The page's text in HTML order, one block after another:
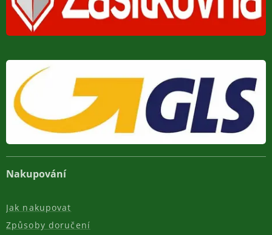
Nakupování
Jak nakupovat
Způsoby doručení